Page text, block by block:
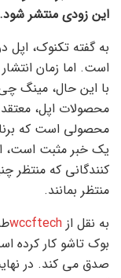
این زودی منتشر شود.
به گفته تکنوک،
است. اما زمان
با این حال، مینگ
محصولی است که
یک خبر مثبت است،
کنندگانی که منتظر
منتظر بمانند.
به نقل از wccftech
بوک تاشو کار کرده
صدق می کند. در نهایت